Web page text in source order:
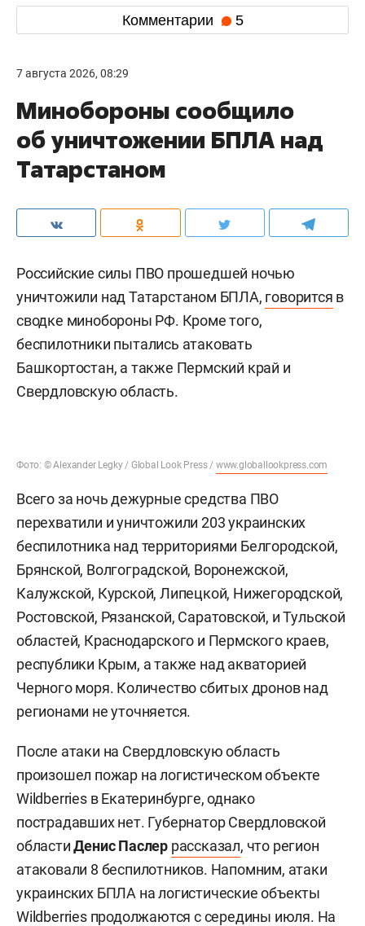
Комментарии 5
7 августа 2026, 08:29
Минобороны сообщило
об уничтожении БПЛА над
Татарстаном
Российские силы ПВО прошедшей ночью
уничтожили над Татарстаном БПЛА, говорится в
сводке минобороны РФ. Кроме того,
беспилотники пытались атаковать
Башкортостан, а также Пермский край и
Свердловскую область.
Фото: © Alexander Legky / Global Look Press / www.globallookpress.com
Всего за ночь дежурные средства ПВО
перехватили и уничтожили 203 украинских
беспилотника над территориями Белгородской,
Брянской, Волгоградской, Воронежской,
Калужской, Курской, Липецкой, Нижегородской,
Ростовской, Рязанской, Саратовской, и Тульской
областей, Краснодарского и Пермского краев,
республики Крым, а также над акваторией
Черного моря. Количество сбитых дронов над
регионами не уточняется.
После атаки на Свердловскую область
произошел пожар на логистическом объекте
Wildberries в Екатеринбурге, однако
пострадавших нет. Губернатор Свердловской
областиДенис Паслер рассказал, что регион
атаковали 8 беспилотников. Напомним, атаки
украинских БПЛА на логистические объекты
Wildberries продолжаются с середины июля. На